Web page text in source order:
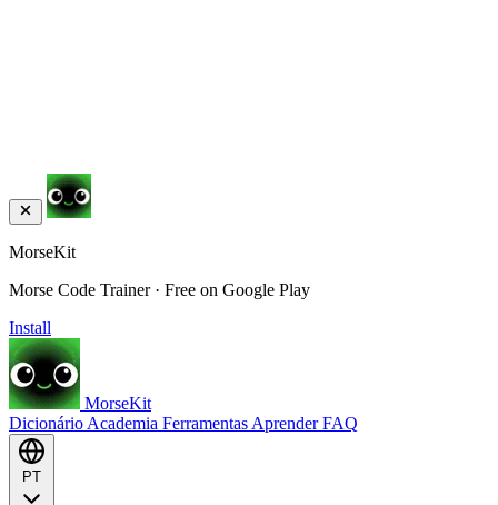
MorseKit
Morse Code Trainer · Free on Google Play
Install
MorseKit
Dicionário Academia Ferramentas AprenderFAQ